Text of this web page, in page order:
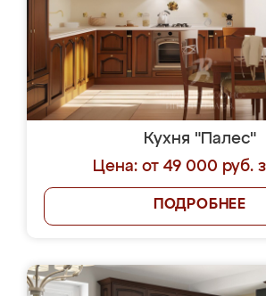
Кухня "Палес"
Цена: от 49 000 руб.
ПОДРОБНЕЕ